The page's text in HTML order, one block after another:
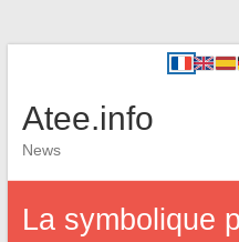
Atee.info
News
La symbolique